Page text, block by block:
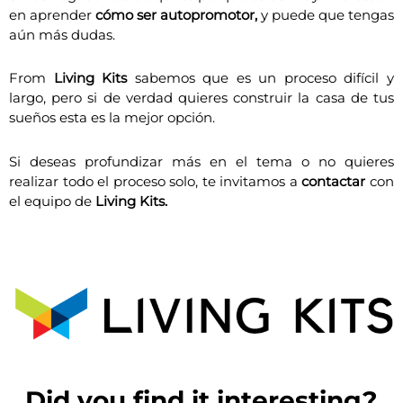
en aprender cómo ser autopromotor, y puede que tengas
aún más dudas.
From Living Kitssabemos que es un proceso difícil y
largo, pero si de verdad quieres construir la casa de tus
sueños esta es la mejor opción.
Si deseas profundizar más en el tema o no quieres
realizar todo el proceso solo, te invitamos acontactar con
el equipo de Living Kits.